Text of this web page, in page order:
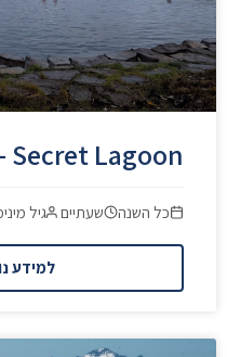
Secret Lagoon – הלגונה הסודית
כל השנה שעתיים גיל
למידע